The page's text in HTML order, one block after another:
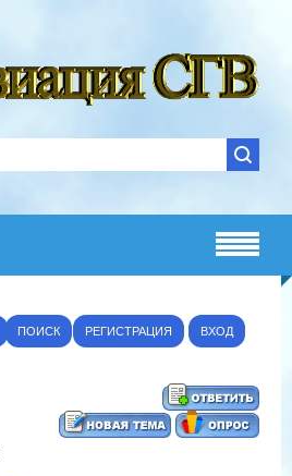
ПОИСК РЕГИСТРАЦИЯ ВХОД